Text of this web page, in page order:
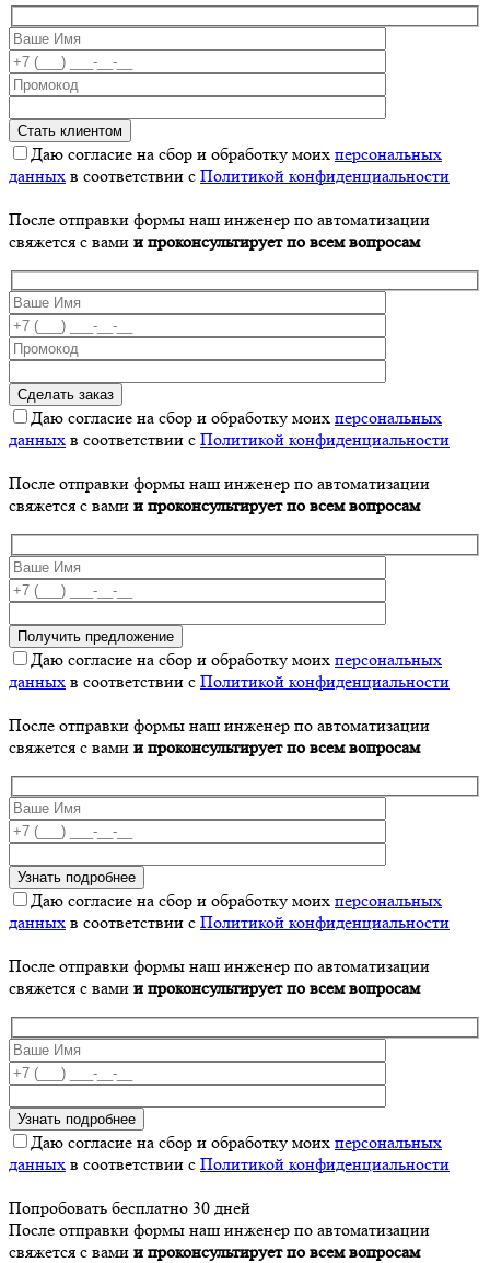
Даю согласие на сбор и обработку моих персональных
данных в соответствии с Политикой конфиденциальности
После отправки формы наш инженер по автоматизации
свяжется с вами и проконсультирует по всем вопросам
Даю согласие на сбор и обработку моих персональных
данных в соответствии с Политикой конфиденциальности
После отправки формы наш инженер по автоматизации
свяжется с вами и проконсультирует по всем вопросам
Даю согласие на сбор и обработку моих персональных
данных в соответствии с Политикой конфиденциальности
После отправки формы наш инженер по автоматизации
свяжется с вами и проконсультирует по всем вопросам
Даю согласие на сбор и обработку моих персональных
данных в соответствии с Политикой конфиденциальности
После отправки формы наш инженер по автоматизации
свяжется с вами и проконсультирует по всем вопросам
Даю согласие на сбор и обработку моих персональных
данных в соответствии с Политикой конфиденциальности
Попробовать бесплатно 30 дней
После отправки формы наш инженер по автоматизации
свяжется с вами и проконсультирует по всем вопросам